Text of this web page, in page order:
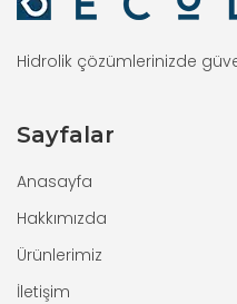
Hidrolik çözümlerinizde
Sayfalar
Anasayfa
Hakkımızda
Ürünlerimiz
İletişim